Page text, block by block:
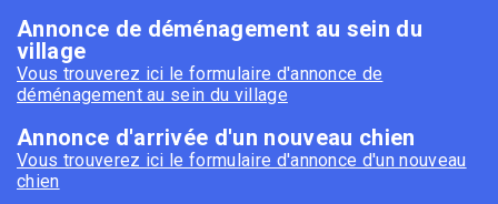
Annonce de déménagement au sein du
village
Vous trouverez ici le formulaire d'annonce de
déménagement au sein du village
Annonce d'arrivée d'un nouveau chien
Vous trouverez ici le formulaire d'annonce d'un nouveau
chien